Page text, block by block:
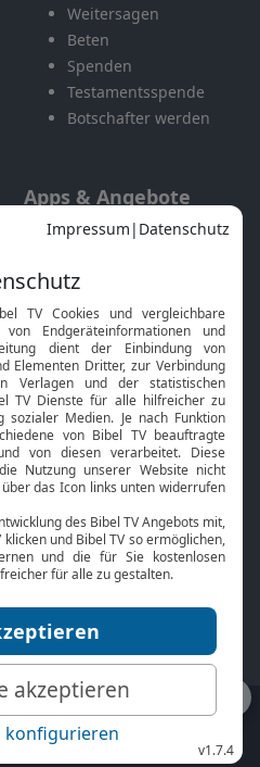
Weitersagen
Beten
Spenden
Testamentsspende
Botschafter werden
Apps & Angebote
Mobile App
Smart TV
HbbTV
Bibelthek Online-Bibel
Nächster Gottesdienst
Service
Kontakt
TV-Empfang
Datenschutz